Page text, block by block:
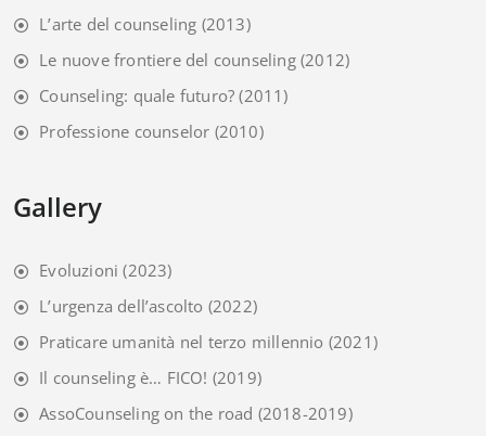
L’arte del counseling (2013)
Le nuove frontiere del counseling(2012)
Counseling: quale futuro? (2011)
Professione counselor (2010)
Gallery
Evoluzioni (2023)
L’urgenza dell’ascolto (2022)
Praticare umanità nel terzo millennio (2021)
Il counseling è… FICO! (2019)
AssoCounseling on the road (2018-2019)